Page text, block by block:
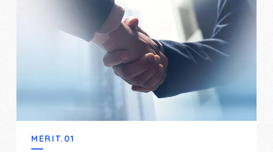
MERIT.01